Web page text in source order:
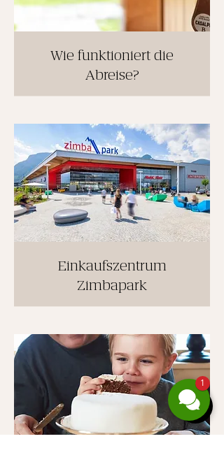
Wie funktioniert die
Abreise?
Einkaufszentrum
Zimbapark
1